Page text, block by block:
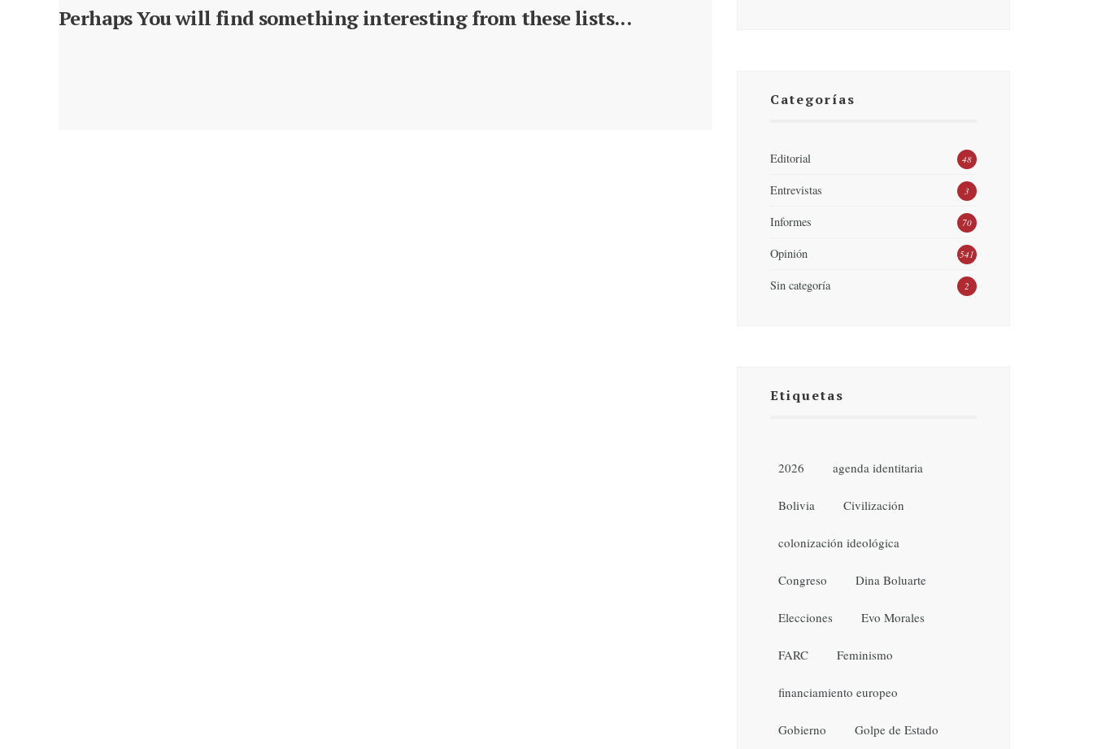
Perhaps You will find something interesting from these lists...
Categorías
Editorial 48
Entrevistas 3
Informes 70
Opinión 541
Sin categoría 2
Etiquetas
2026 agenda identitaria
Bolivia Civilización
colonización ideológica
Congreso Dina Boluarte
Elecciones Evo Morales
FARC Feminismo
financiamiento europeo
Gobierno Golpe de Estado